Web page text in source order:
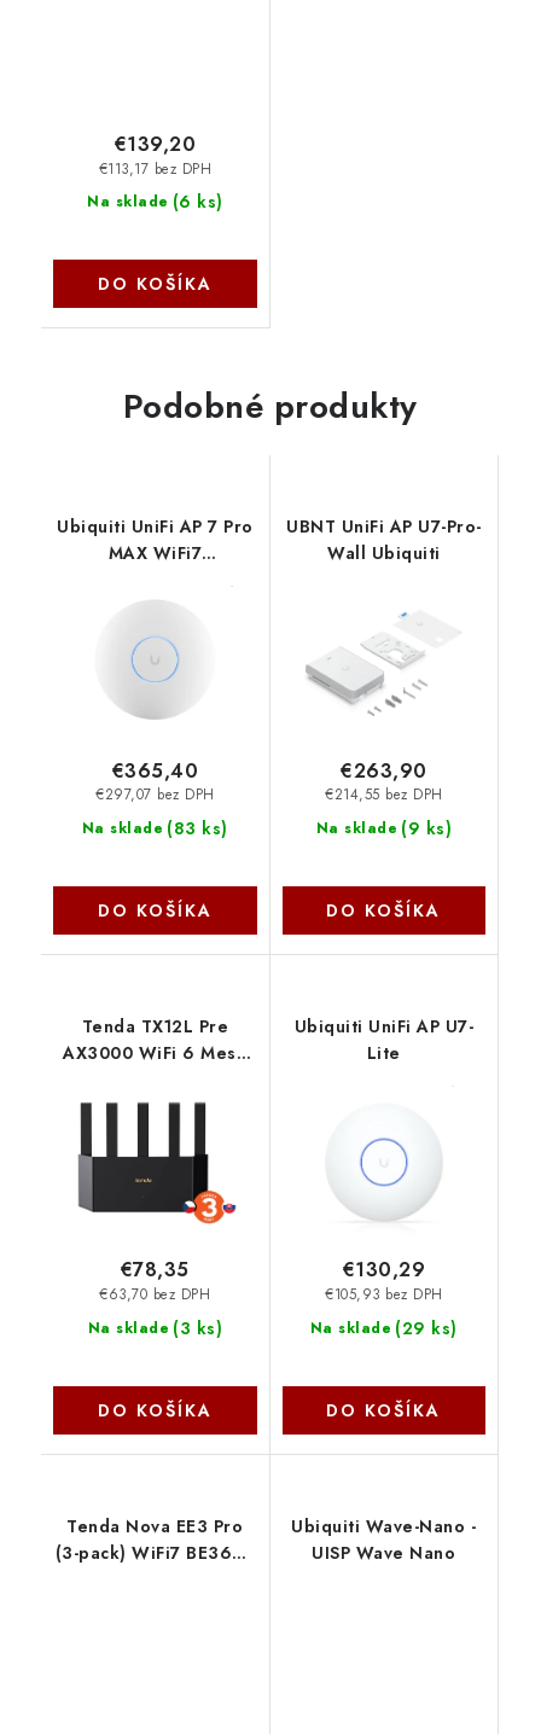
Na sklade (6 ks)
€113,17 bez DPH
€139,20
DO KOŠÍKA
Podobné produkty
Ubiquiti UniFi AP 7 Pro
MAX WiFi7
(688/8600/5765Mbps)
U7-PRO-MAX
Na sklade (83 ks)
€297,07 bez DPH
€365,40
DO KOŠÍKA
UBNT UniFi AP U7-Pro-
Wall Ubiquiti
Na sklade (9 ks)
€214,55 bez DPH
€263,90
DO KOŠÍKA
Tenda TX12L Pre
AX3000 WiFi 6 Mesh
GLAN, IPv6, 5x 6dBi,
75011990
Na sklade (3 ks)
€63,70 bez DPH
€78,35
DO KOŠÍKA
Ubiquiti UniFi AP U7-
Lite
Na sklade (29 ks)
€105,93 bez DPH
€130,29
DO KOŠÍKA
Tenda Nova EE3 Pro
(3-pack) WiFi7 BE3600
Ubiquiti Wave-Nano -
UISP Wave Nano